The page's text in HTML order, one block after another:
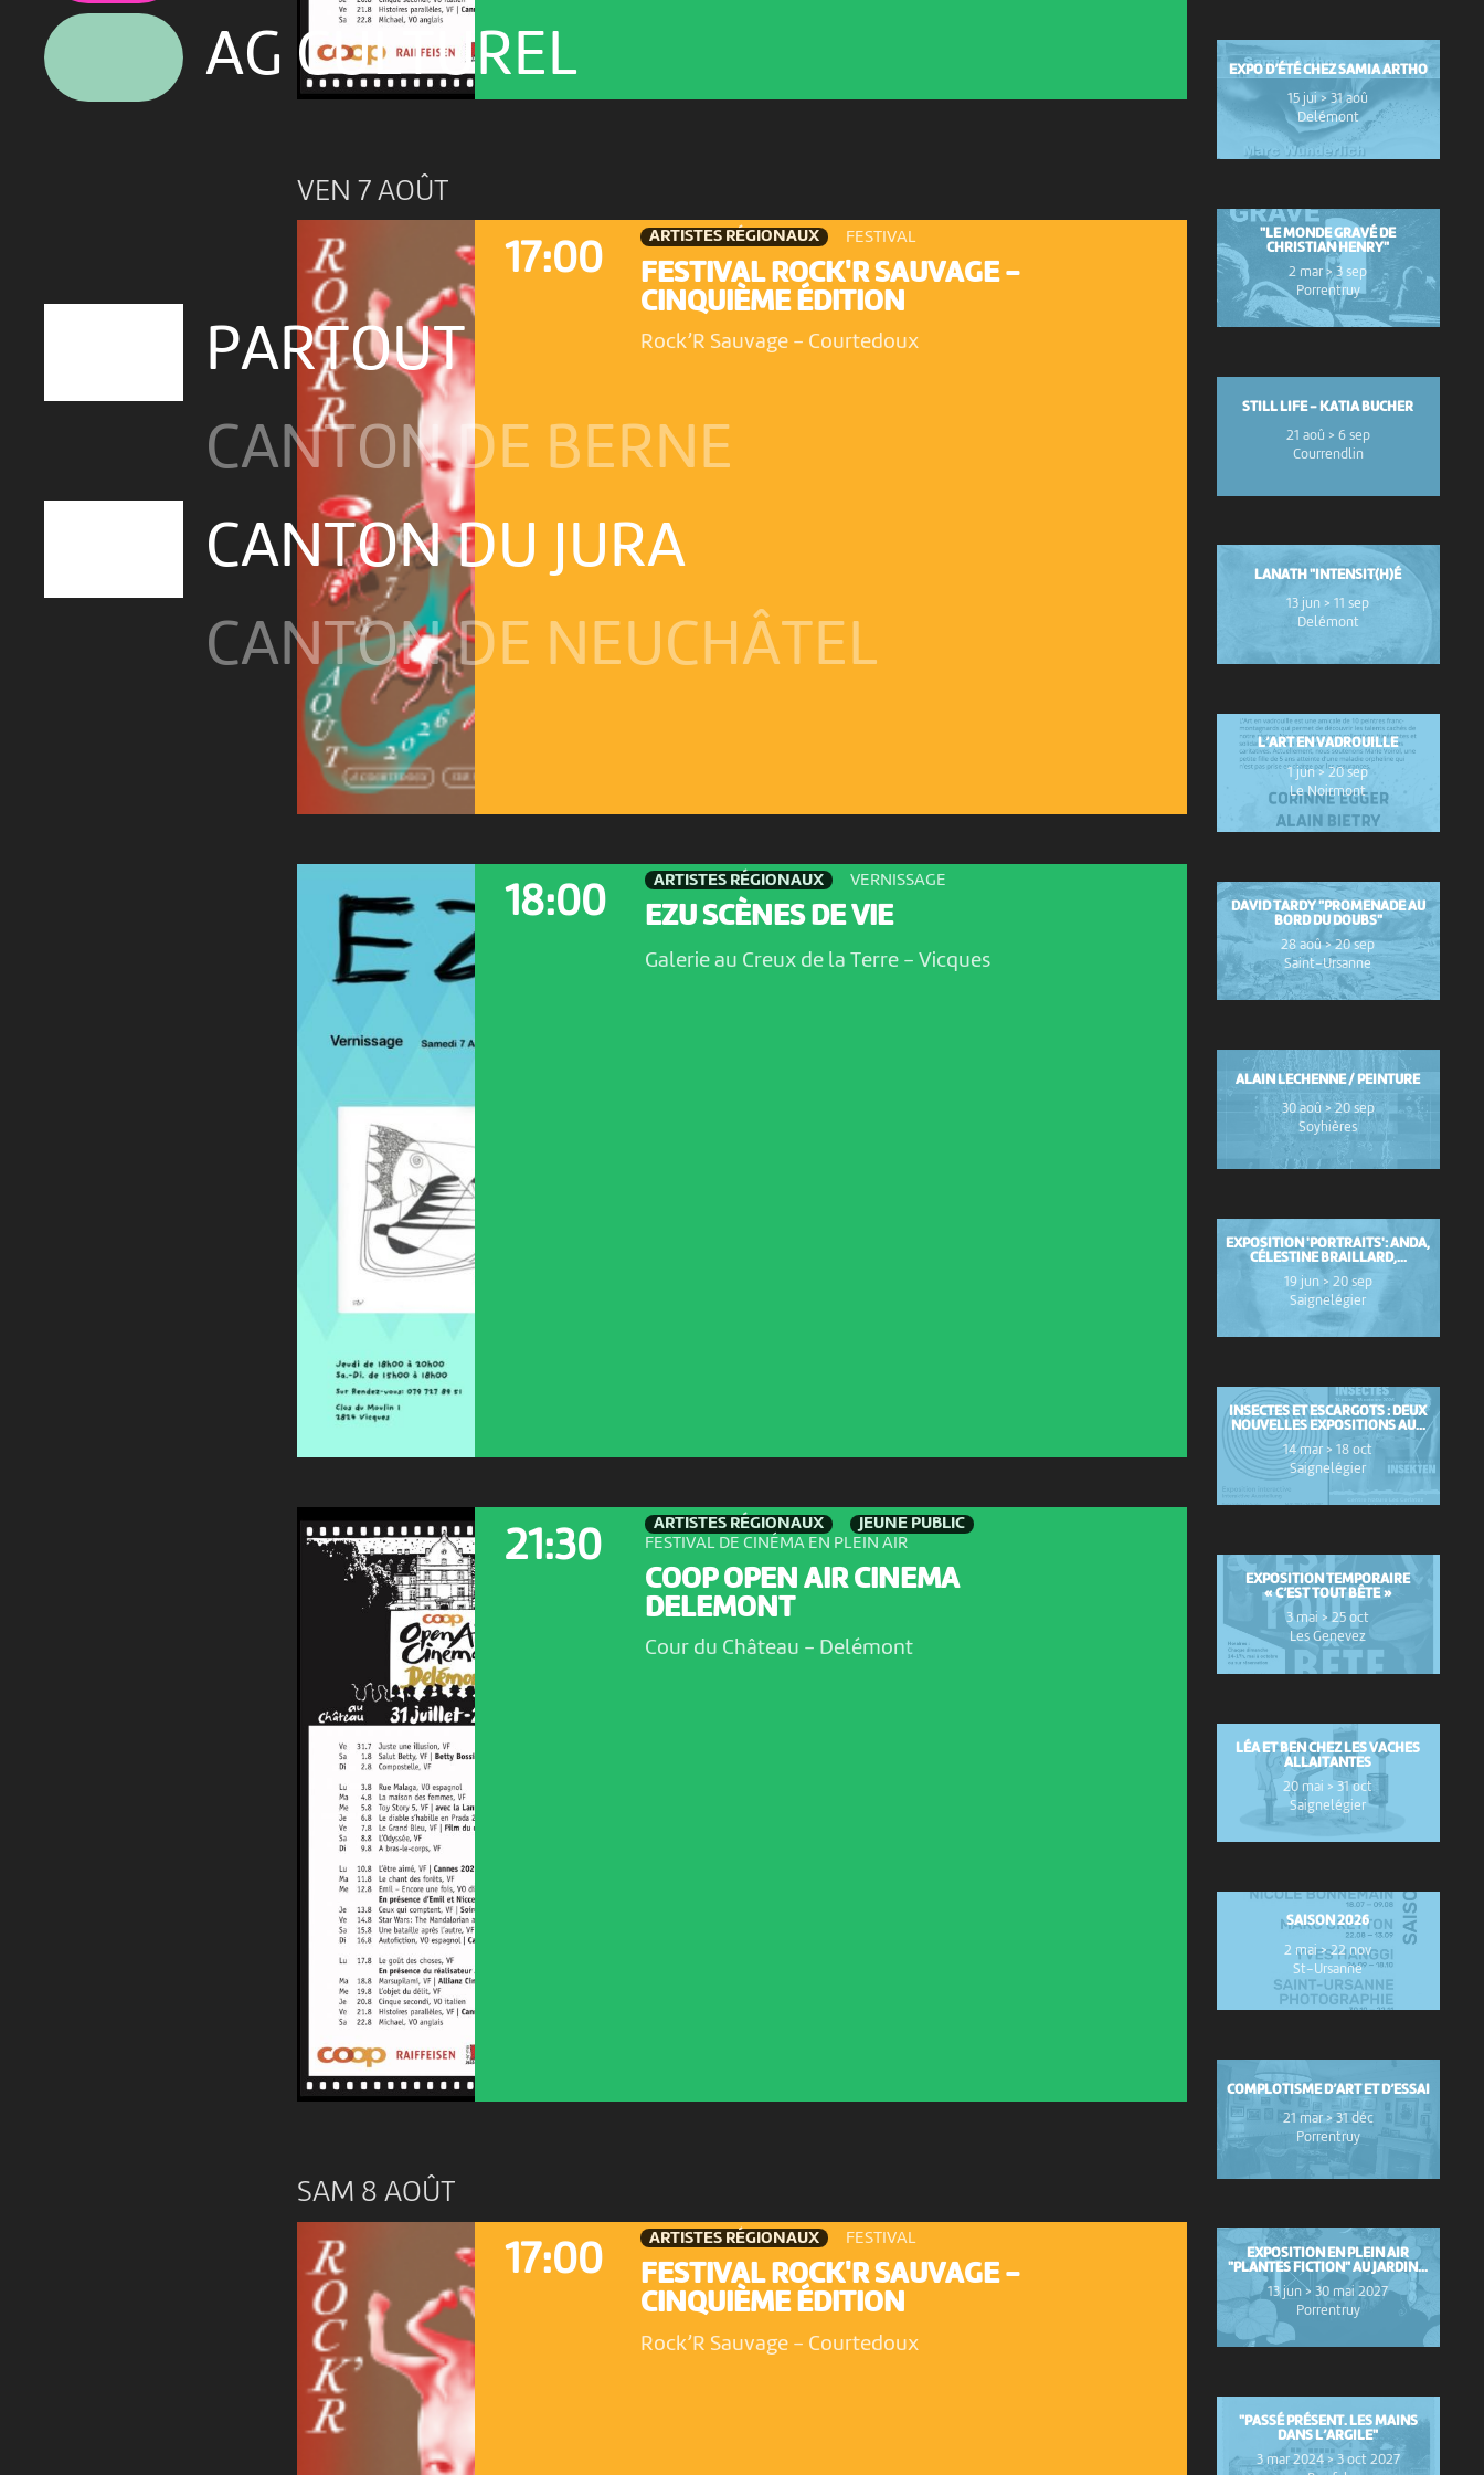
AG CULTUREL
PARTOUT
CANTON DE BERNE
CANTON DU JURA
CANTON DE NEUCHÂTEL
VEN 7 AOÛT
17:00
ARTISTES RÉGIONAUX FESTIVAL
FESTIVAL ROCK'R SAUVAGE -
CINQUIÈME ÉDITION
Rock’R Sauvage - Courtedoux
18:00
ARTISTES RÉGIONAUX VERNISSAGE
EZU SCÈNES DE VIE
Galerie au Creux de la Terre - Vicques
21:30
ARTISTES RÉGIONAUX
JEUNE PUBLIC
FESTIVAL DE CINÉMA EN PLEIN AIR
COOP OPEN AIR CINEMA
DELEMONT
Cour du Château - Delémont
SAM 8 AOÛT
17:00
ARTISTES RÉGIONAUX FESTIVAL
FESTIVAL ROCK'R SAUVAGE -
CINQUIÈME ÉDITION
Rock’R Sauvage - Courtedoux
EXPO D’ÉTÉ CHEZ SAMIA ARTHO
15 jui > 31 aoû
Delémont
"LE MONDE GRAVÉ DE
CHRISTIAN HENRY"
2 mar > 3 sep
Porrentruy
STILL LIFE - KATIA BUCHER
21 aoû > 6 sep
Courrendlin
LANATH "INTENSIT(H)É
13 jun > 11 sep
Delémont
L’ART EN VADROUILLE
1 jun > 20 sep
Le Noirmont
DAVID TARDY "PROMENADE AU
BORD DU DOUBS"
28 aoû > 20 sep
Saint-Ursanne
ALAIN LECHENNE / PEINTURE
30 aoû > 20 sep
Soyhières
EXPOSITION 'PORTRAITS': ANDA,
CÉLESTINE BRAILLARD,...
19 jun > 20 sep
Saignelégier
INSECTES ET ESCARGOTS : DEUX
NOUVELLES EXPOSITIONS AU...
14 mar > 18 oct
Saignelégier
EXPOSITION TEMPORAIRE
« C’EST TOUT BÊTE »
3 mai > 25 oct
Les Genevez
LÉA ET BEN CHEZ LES VACHES
ALLAITANTES
20 mai > 31 oct
Saignelégier
SAISON 2026
2 mai > 22 nov
St-Ursanne
COMPLOTISME D’ART ET D’ESSAI
21 mar > 31 déc
Porrentruy
EXPOSITION EN PLEIN AIR
"PLANTES FICTION" AU JARDIN...
13 jun > 30 mai 2027
Porrentruy
"PASSÉ PRÉSENT. LES MAINS
DANS L’ARGILE"
3 mar 2024 > 3 oct 2027